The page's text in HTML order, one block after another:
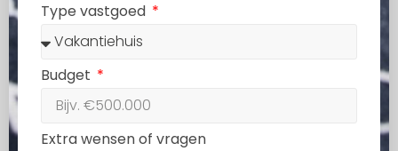
Type vastgoed
Budget
Extra wensen of vragen